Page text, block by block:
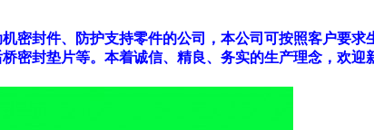
密封件、防护支持零件的公司，本公司可按照客户要
密封垫片等。本着诚信、精良、务实的生产理念，欢迎